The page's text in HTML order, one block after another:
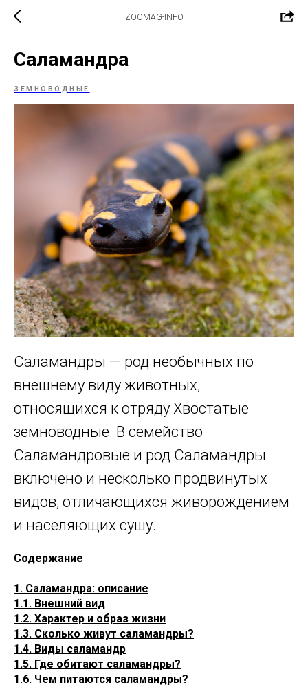
ZOOMAG-INFO
Саламандра
ЗЕМНОВОДНЫЕ
Саламандры — род необычных по
внешнему виду животных,
относящихся к отряду Хвостатые
земноводные. В семейство
Саламандровые и род Саламандры
включено и несколько продвинутых
видов, отличающихся живорождением
и населяющих сушу.
Содержание
1. Саламандра: описание
1.1. Внешний вид
1.2. Характер и образ жизни
1.3. Сколько живут саламандры?
1.4. Виды саламандр
1.5. Где обитают саламандры?
1.6. Чем питаются саламандры?